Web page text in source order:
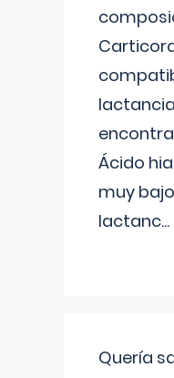
Ácido
muy
lactanc...
Quería